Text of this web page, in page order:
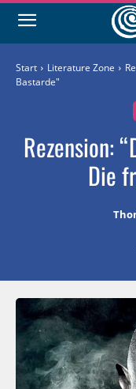
Start Literature Zone
Bastarde"
Rezension:
Die